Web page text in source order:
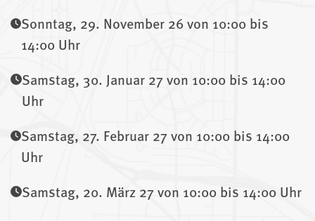
Sonntag, 29. November 26 von 10:00 bis
14:00 Uhr
Samstag, 30. Januar 27 von 10:00 bis 14:00
Uhr
Samstag, 27. Februar 27 von 10:00 bis 14:00
Uhr
Samstag, 20. März 27 von 10:00 bis 14:00 Uhr